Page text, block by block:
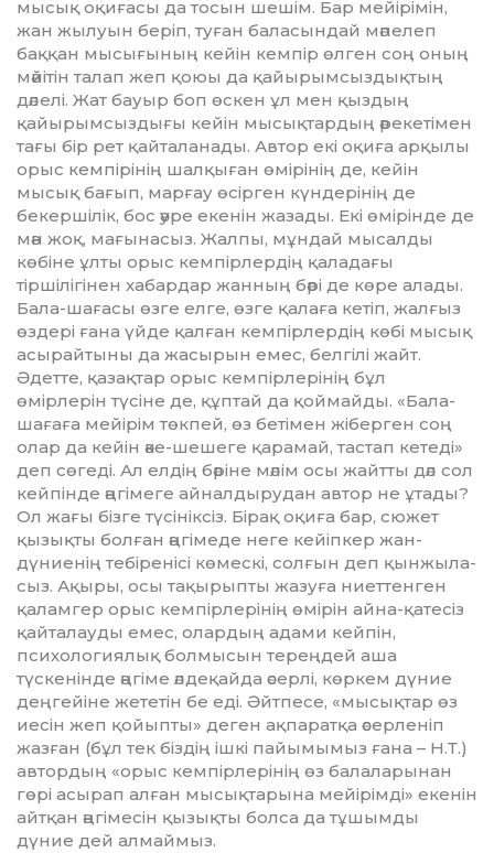
мысық оқи­ғасы да тосын шешім. Бар мейірімін,
жан жылуын беріп, туған баласындай мәпелеп
баққан мысығының кейін кемпір өлген соң оның
мәйітін талап жеп қоюы да қайы­рымсыздықтың
дәлелі. Жат бауыр боп өскен ұл мен қыздың
қайырымсыздығы кейін мысықтардың әрекетімен
тағы бір рет қайталанады. Автор екі оқиға арқылы
орыс кемпірінің шалқыған өмірінің де, кейін
мысық бағып, марғау өсірген күн­дерінің де
бекершілік, бос әуре екенін жаза­­ды. Екі өмірінде де
мән жоқ, мағына­сыз. Жалпы, мұндай мысалды
көбіне ұлты орыс кемпірлердің қаладағы
тіршілігінен хабардар жанның бәрі де көре алады.
Бала-шағасы өзге елге, өзге қалаға кетіп, жалғыз
өздері ғана үйде қалған кемпірлердің көбі мысық
асырайтыны да жасырын емес, бел­гілі жайт.
Әдетте, қазақтар орыс кем­пір­лерінің бұл
өмірлерін түсіне де, құптай да қоймайды. «Бала-
шағаға мейірім төк­пей, өз бетімен жіберген соң
олар да кейін әке-шешеге қарамай, тастап кетеді»
деп сөгеді. Ал елдің бәріне мәлім осы жайтты дәл сол
кейпінде әңгімеге айналдырудан автор не ұтады?
Ол жағы бізге түсініксіз. Бірақ оқиға бар, сюжет
қызықты болған әңгімеде неге кейіпкер жан-
дүние­нің тебіренісі көмескі, солғын деп қын­жы­ла­
сыз. Ақыры, осы тақырыпты жазу­ға ниеттенген
қаламгер орыс кемпір­лері­нің өмі­рін айна-қатесіз
қайталауды емес, олардың адами кейпін,
психология­лық болмысын тереңдей аша
түскенінде әңгіме әлдеқайда әсерлі, көркем дүние
деңгейіне жететін бе еді. Әйтпесе, «мысықтар өз
иесін жеп қойып­ты» деген ақпаратқа әсерленіп
жаз­ған (бұл тек біздің ішкі пайымымыз ғана – Н.Т.)
автордың «орыс кемпірлерінің өз балаларынан
гөрі асырап алған мысықта­рына мейірімді» екенін
айтқан әңгімесін қызықты болса да тұшымды
дүние дей алмаймыз.